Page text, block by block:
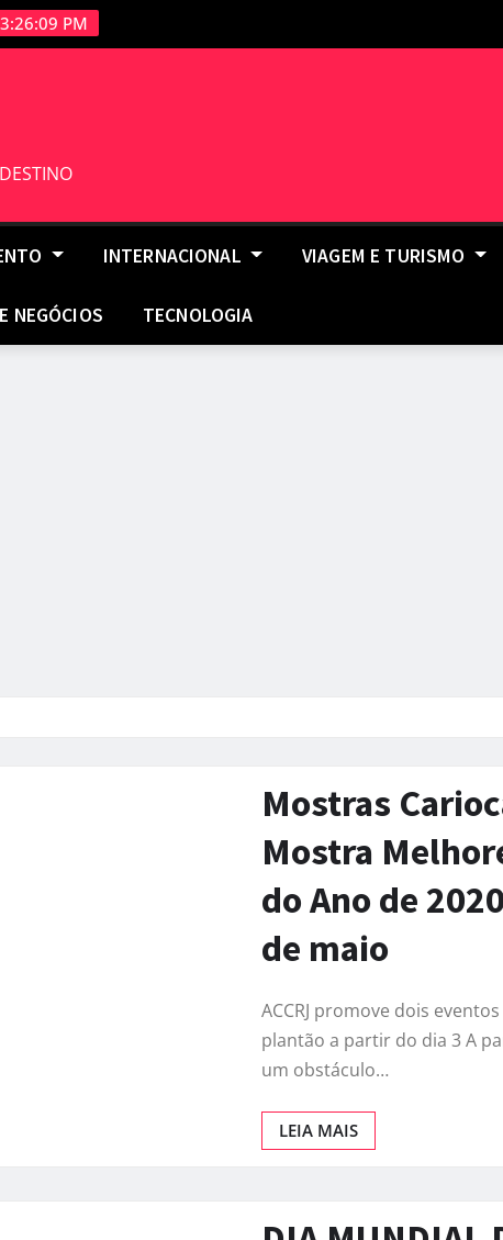
3:26:10 PM
INTERNACIONAL VIAGEM E TURISMO
NEGÓCIOS TECNOLOGIA
Mostras
Mostra
do Ano de
de maio
ACCRJ promove dois
plantão a partir do dia 3 A
um obstáculo…
LEIA MAIS